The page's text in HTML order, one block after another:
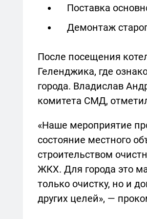
Поставка
Демонтаж
После посещения
Геленджика, где
города. Владислав
комитета СМД,
«Наше мероприятие
состояние местного
строительством
ЖКХ. Для города это
только очистку, но и
других целей», —